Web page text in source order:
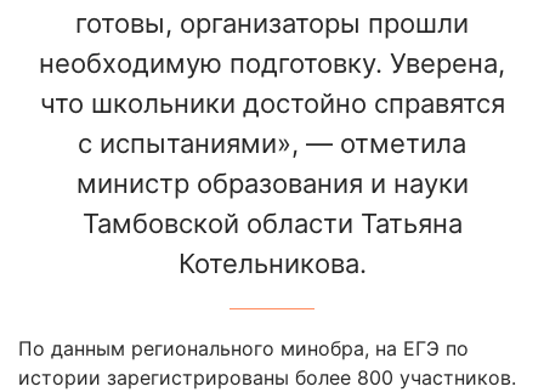
готовы, организаторы прошли
необходимую подготовку. Уверена,
что школьники достойно справятся
с испытаниями», — отметила
министр образования и науки
Тамбовской области Татьяна
Котельникова.
По данным регионального минобра, на ЕГЭ по
истории зарегистрированы более 800 участников.